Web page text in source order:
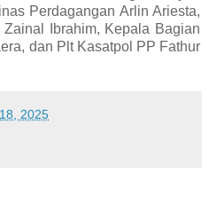
Perdagangan Arlin Ariesta,
Ibrahim, Kepala Bagian
dan Plt Kasatpol PP Fathur
2025